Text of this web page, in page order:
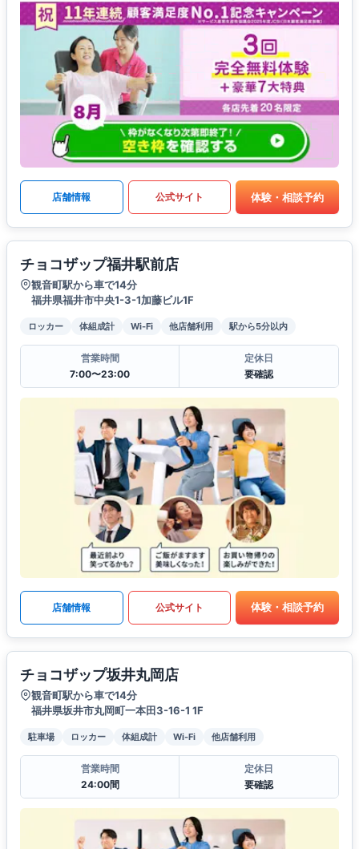
店舗情報 公式サイト 体験・相談予約
チョコザップ福井駅前店
観音町駅から車で14分
福井県福井市中央1-3-1加藤ビル1F
ロッカー 体組成計 Wi-Fi 他店舗利用 駅から5分以内
営業時間
7:00〜23:00
定休日
要確認
店舗情報 公式サイト 体験・相談予約
チョコザップ坂井丸岡店
観音町駅から車で14分
福井県坂井市丸岡町一本田3-16-1 1F
駐車場 ロッカー 体組成計 Wi-Fi 他店舗利用
営業時間
24:00間
定休日
要確認